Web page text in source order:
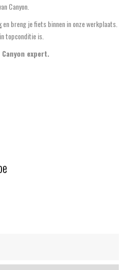
Canyon.
en breng je fiets binnen in onze werkplaats.
topconditie is.
expert.